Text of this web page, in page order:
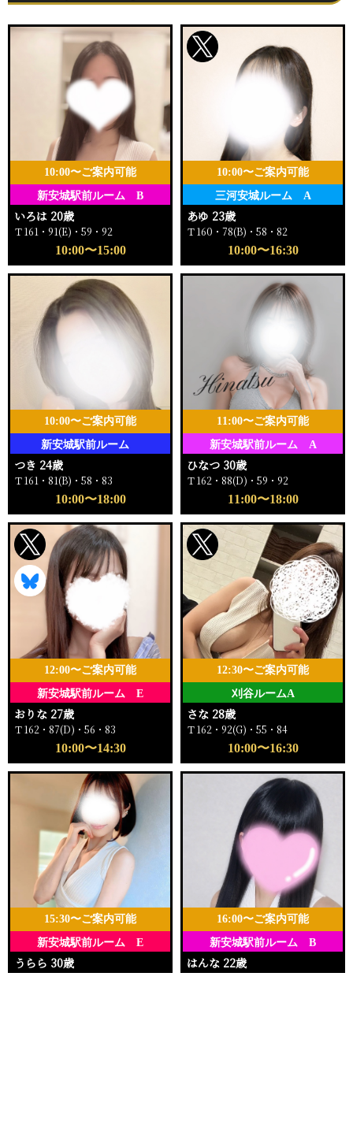
新安城駅前ルーム B
10:00〜ご案内可能
いろは 20歳
Ｔ161・91(E)・59・92
10:00〜15:00
三河安城ルーム A
10:00〜ご案内可能
あゆ 23歳
Ｔ160・78(B)・58・82
10:00〜16:30
新安城駅前ルーム
10:00〜ご案内可能
つき 24歳
Ｔ161・81(B)・58・83
10:00〜18:00
新安城駅前ルーム A
11:00〜ご案内可能
ひなつ 30歳
Ｔ162・88(D)・59・92
11:00〜18:00
新安城駅前ルーム E
12:00〜ご案内可能
おりな 27歳
Ｔ162・87(D)・56・83
10:00〜14:30
刈谷ルームA
12:30〜ご案内可能
さな 28歳
Ｔ162・92(G)・55・84
10:00〜16:30
新安城駅前ルーム E
15:30〜ご案内可能
うらら 30歳
新安城駅前ルーム B
16:00〜ご案内可能
はんな 22歳